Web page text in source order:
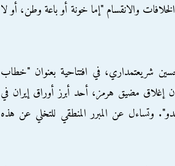
والانقسام "إما خونة أو باعة وطن، أو لا
شريعتمداري، في افتتاحية بعنوان "خطاب
إغلاق مضيق هرمز، أحد أبرز أوراق إيران في
وتساءل عن المبرر المنطقي للتخلي عن هذه